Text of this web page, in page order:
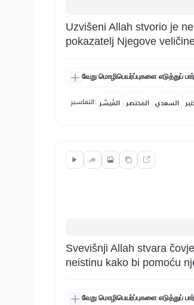
Uzvišeni Allah stvorio je
pokazatelj Njegove
வேறு மொழிபெயர்ப்புகளை எடுத்துப்
التفاسير: المُيسَّر المختصر السعدي
Svevišnji Allah stvara
neistinu kako bi pomoću
வேறு மொழிபெயர்ப்புகளை எடுத்துப்